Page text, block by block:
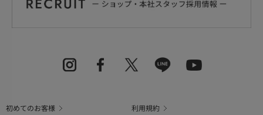
初めてのお客様
利用規約